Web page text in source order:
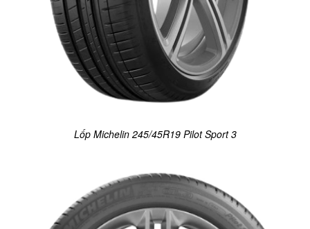
Lốp Michelin 245/45R19 Pilot Sport 3